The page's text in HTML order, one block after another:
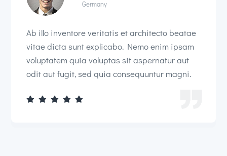
Germany
Ab illo inventore veritatis et architecto beatae
vitae dicta sunt explicabo. Nemo enim ipsam
voluptatem quia voluptas sit aspernatur aut
odit aut fugit, sed quia consequuntur magni.
    